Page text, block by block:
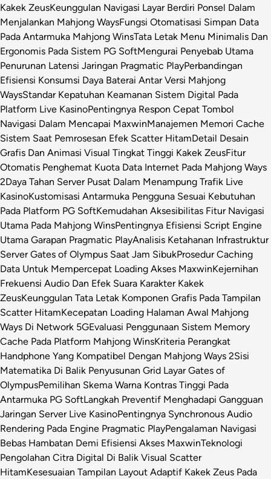
Kakek ZeusKeunggulan Navigasi Layar Berdiri Ponsel Dalam
Menjalankan Mahjong WaysFungsi Otomatisasi Simpan Data
Pada Antarmuka Mahjong WinsTata Letak Menu Minimalis Dan
Ergonomis Pada Sistem PG SoftMengurai Penyebab Utama
Penurunan Latensi Jaringan Pragmatic PlayPerbandingan
Efisiensi Konsumsi Daya Baterai Antar Versi Mahjong
WaysStandar Kepatuhan Keamanan Sistem Digital Pada
Platform Live KasinoPentingnya Respon Cepat Tombol
Navigasi Dalam Mencapai MaxwinManajemen Memori Cache
Sistem Saat Pemrosesan Efek Scatter HitamDetail Desain
Grafis Dan Animasi Visual Tingkat Tinggi Kakek ZeusFitur
Otomatis Penghemat Kuota Data Internet Pada Mahjong Ways
2Daya Tahan Server Pusat Dalam Menampung Trafik Live
KasinoKustomisasi Antarmuka Pengguna Sesuai Kebutuhan
Pada Platform PG SoftKemudahan Aksesibilitas Fitur Navigasi
Utama Pada Mahjong WinsPentingnya Efisiensi Script Engine
Utama Garapan Pragmatic PlayAnalisis Ketahanan Infrastruktur
Server Gates of Olympus Saat Jam SibukProsedur Caching
Data Untuk Mempercepat Loading Akses MaxwinKejernihan
Frekuensi Audio Dan Efek Suara Karakter Kakek
ZeusKeunggulan Tata Letak Komponen Grafis Pada Tampilan
Scatter HitamKecepatan Loading Halaman Awal Mahjong
Ways Di Network 5GEvaluasi Penggunaan Sistem Memory
Cache Pada Platform Mahjong WinsKriteria Perangkat
Handphone Yang Kompatibel Dengan Mahjong Ways 2Sisi
Matematika Di Balik Penyusunan Grid Layar Gates of
OlympusPemilihan Skema Warna Kontras Tinggi Pada
Antarmuka PG SoftLangkah Preventif Menghadapi Gangguan
Jaringan Server Live KasinoPentingnya Synchronous Audio
Rendering Pada Engine Pragmatic PlayPengalaman Navigasi
Bebas Hambatan Demi Efisiensi Akses MaxwinTeknologi
Pengolahan Citra Digital Di Balik Visual Scatter
HitamKesesuaian Tampilan Layout Adaptif Kakek Zeus Pada